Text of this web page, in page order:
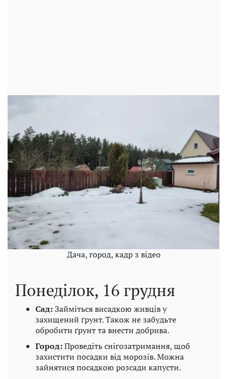
Дача, город, кадр з відео
Понеділок, 16 грудня
Сад:Займіться висадкою живців у
захищений ґрунт. Також не забудьте
обробити ґрунт та внести добрива.
Город:Проведіть снігозатримання, щоб
захистити посадки від морозів. Можна
зайнятися посадкою розсади капусти.